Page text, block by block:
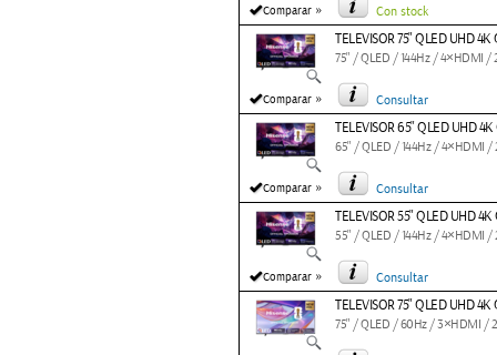
Comparar » Con stock
Comparar »
TELEVISOR 75" QLED UHD 4K
75" / QLED / 144Hz / 4×HDMI /
Consultar
Comparar »
TELEVISOR 65" QLED UHD
65" / QLED / 144Hz / 4×HDMI /
Consultar
Comparar »
TELEVISOR 55" QLED UHD 4K
55" / QLED / 144Hz / 4×HDMI /
Consultar
TELEVISOR 75" QLED UHD 4K
75" / QLED / 60Hz / 3×HDMI /